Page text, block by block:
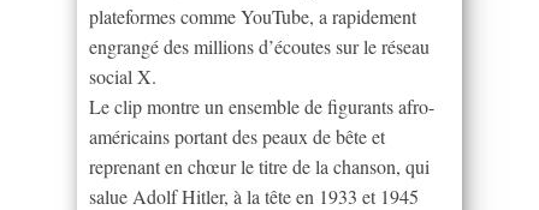
plateformes comme YouTube, a rapidement
engrangé des millions d’écoutes sur le réseau
social X.
Le clip montre un ensemble de figurants afro-
américains portant des peaux de bête et
reprenant en chœur le titre de la chanson, qui
salue Adolf Hitler, à la tête en 1933 et 1945